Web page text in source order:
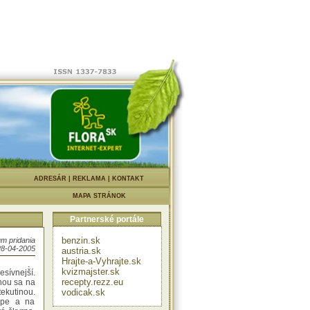
ADRESÁR REKLAMA KONTAKT
MAPA STRÁNOK
pridania
04-2005
:-)
91
ho
ako
sa na
a na
Partnerské portále
benzin.sk
austria.sk
Hrajte-a-Vyhrajte.sk
kvizmajster.sk
recepty.rezz.eu
vodicak.sk